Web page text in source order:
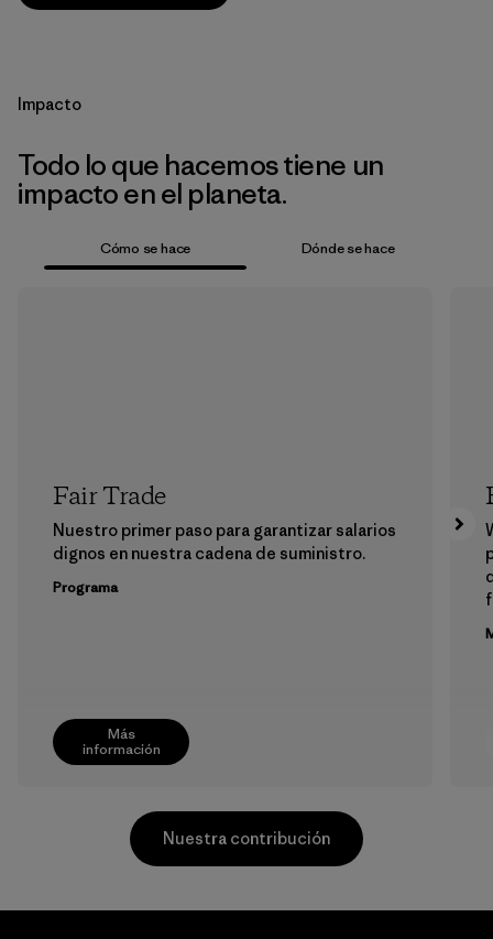
Impacto
Todo lo que hacemos tiene un
impacto en el planeta.
Cómo se hace Dónde se hace
Más
información
Fair Trade
Nuestro primer paso para garantizar salarios
dignos en nuestra cadena de suministro.
Programa
Nuestra contribución